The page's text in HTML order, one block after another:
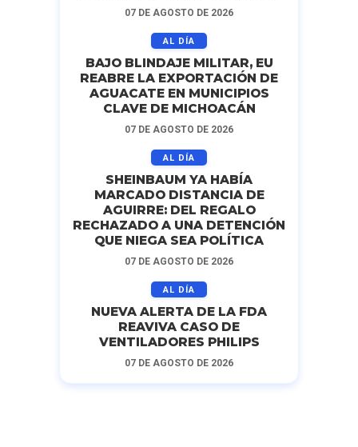
07 DE AGOSTO DE 2026
AL DÍA
BAJO BLINDAJE MILITAR, EU
REABRE LA EXPORTACIÓN DE
AGUACATE EN MUNICIPIOS
CLAVE DE MICHOACÁN
07 DE AGOSTO DE 2026
AL DÍA
SHEINBAUM YA HABÍA
MARCADO DISTANCIA DE
AGUIRRE: DEL REGALO
RECHAZADO A UNA DETENCIÓN
QUE NIEGA SEA POLÍTICA
07 DE AGOSTO DE 2026
AL DÍA
NUEVA ALERTA DE LA FDA
REAVIVA CASO DE
VENTILADORES PHILIPS
07 DE AGOSTO DE 2026